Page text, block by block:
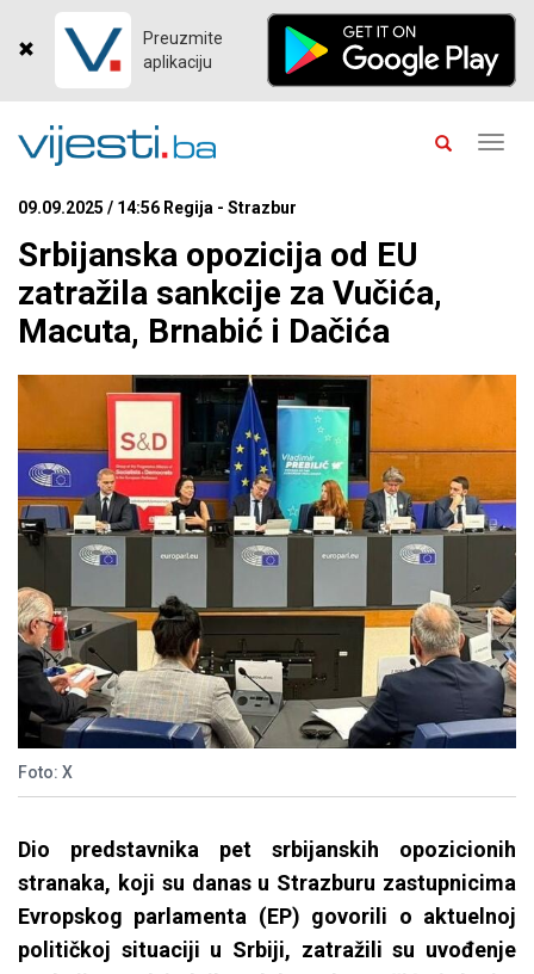
Preuzmite
aplikaciju
09.09.2025 / 14:56 Regija - Strazbur
Srbijanska opozicija od EU
zatražila sankcije za Vučića,
Macuta, Brnabić i Dačića
Foto: X
Dio predstavnika pet srbijanskih opozicionih
stranaka, koji su danas u Strazburu zastupnicima
Evropskog parlamenta (EP) govorili o aktuelnoj
političkoj situaciji u Srbiji, zatražili su uvođenje